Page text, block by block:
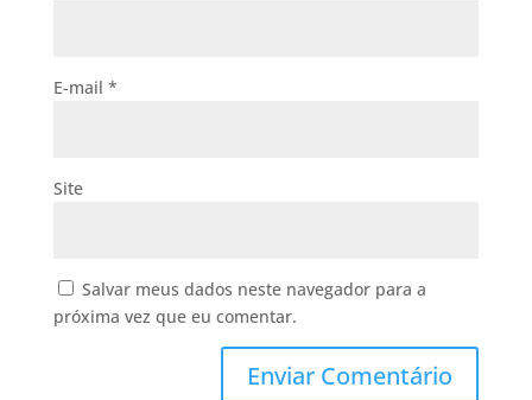
E-mail *
Site
Salvar meus dados neste navegador para a
próxima vez que eu comentar.